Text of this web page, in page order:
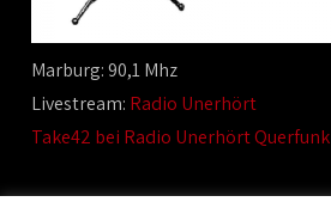
Marburg: 90,1 Mhz
Livestream: Radio Unerhört
Take42 bei Radio Unerhört Querfunk